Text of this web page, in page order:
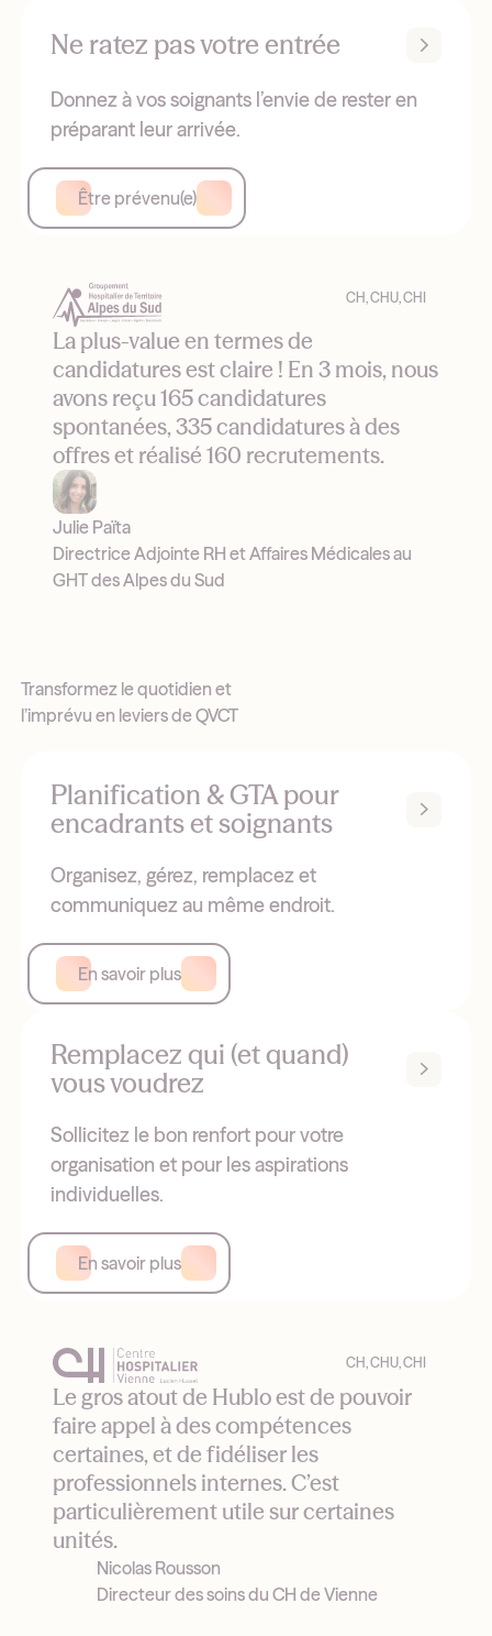
Ne ratez pas votre entrée
Donnez à vos soignants l’envie de rester en
préparant leur arrivée.
Être prévenu(e)
CH, CHU, CHI
La plus-value en termes de
candidatures est claire ! En 3 mois, nous
avons reçu 165 candidatures
spontanées, 335 candidatures à des
offres et réalisé 160 recrutements.
Julie Païta
Directrice Adjointe RH et Affaires Médicales au
GHT des Alpes du Sud
Transformez le quotidien et
l’imprévu en leviers de QVCT
Planification & GTA pour
encadrants et soignants
Organisez, gérez, remplacez et
communiquez au même endroit.
En savoir plus
Remplacez qui (et quand)
vous voudrez
Sollicitez le bon renfort pour votre
organisation et pour les aspirations
individuelles.
En savoir plus
CH, CHU, CHI
Le gros atout de Hublo est de pouvoir
faire appel à des compétences
certaines, et de fidéliser les
professionnels internes. C’est
particulièrement utile sur certaines
unités.
Nicolas Rousson
Directeur des soins du CH de Vienne